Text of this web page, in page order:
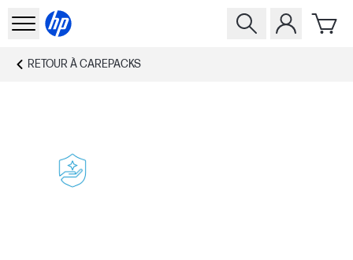
RETOUR ÀCAREPACKS